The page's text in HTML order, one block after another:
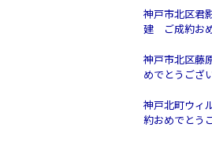
神戸市北区君
建 ご成約お
神戸市北区藤
めでとうござ
神戸北町ウィ
約おめでとう